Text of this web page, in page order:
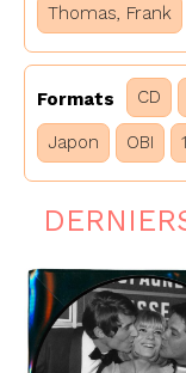
Thomas, Frank
Formats CD
Japon OBI